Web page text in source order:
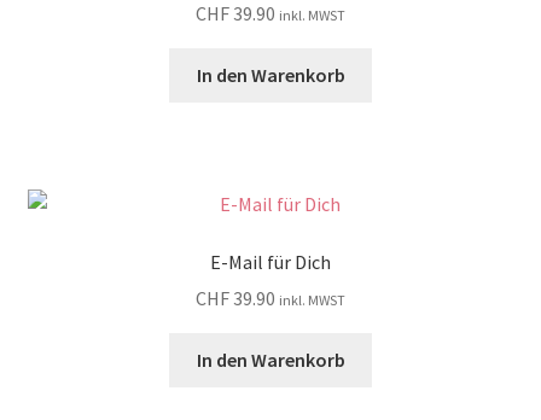
CHF39.90 inkl. MWST
In den Warenkorb
E-Mail für Dich
CHF39.90 inkl. MWST
In den Warenkorb